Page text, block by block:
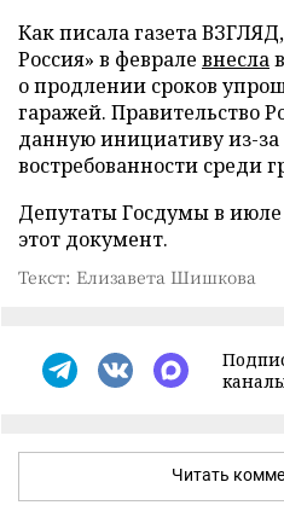
Как писала газета
Россия» в феврале внесла
о продлении сроков
гаражей. Правительство
данную инициативу из-за
востребованности среди
Депутаты Госдумы в
этот документ.
Текст: Елизавета Шишкова
Читать